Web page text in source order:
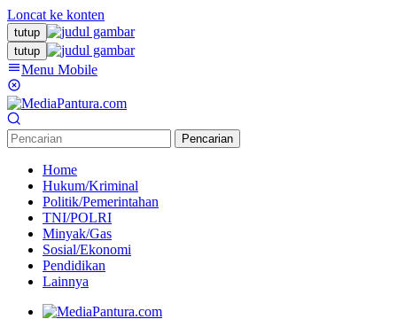
Loncat ke konten
tutup
tutup
Menu Mobile
Pencarian
Home
Hukum/Kriminal
Politik/Pemerintahan
TNI/POLRI
Minyak/Gas
Sosial/Ekonomi
Pendidikan
Lainnya